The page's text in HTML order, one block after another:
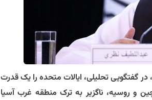
گفتگویی تحلیلی، ایالات متحده را یک قدرت
و روسیه، ناگزیر به ترک منطقه غرب آسیا